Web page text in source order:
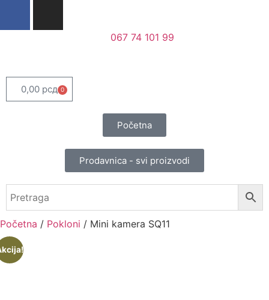
067 74 101 99
0,00 рсд 0
Početna
Prodavnica - svi proizvodi
Početna / Pokloni / Mini kamera SQ11